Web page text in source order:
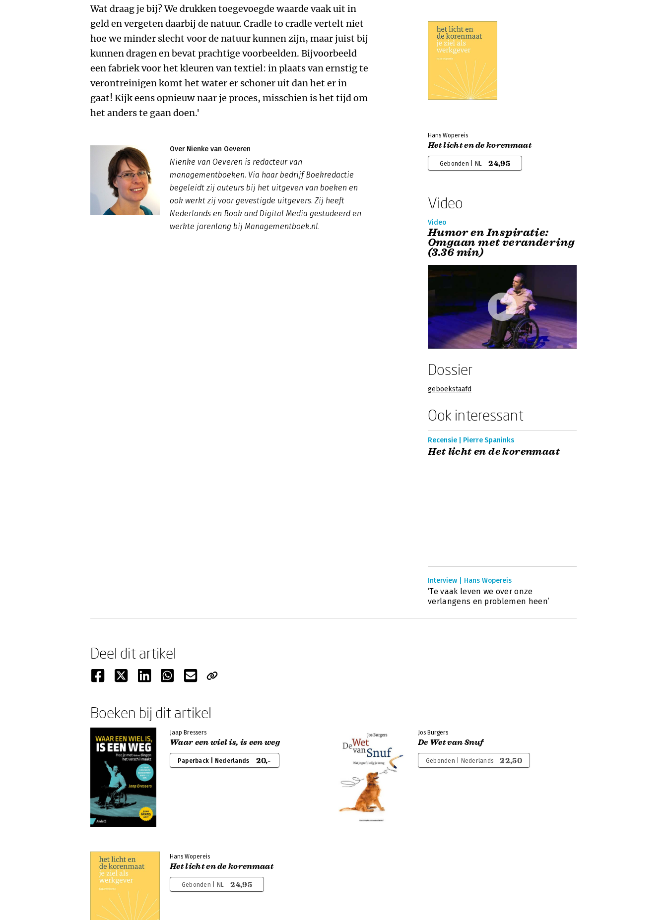
Wat draag je bij? We drukken toegevoegde waarde vaak uit in
geld en vergeten daarbij de natuur. Cradle to cradle vertelt niet
hoe we minder slecht voor de natuur kunnen zijn, maar juist bij
kunnen dragen en bevat prachtige voorbeelden. Bijvoorbeeld
een fabriek voor het kleuren van textiel: in plaats van ernstig te
verontreinigen komt het water er schoner uit dan het er in
gaat! Kijk eens opnieuw naar je proces, misschien is het tijd om
het anders te gaan doen.'
Over Nienke van Oeveren
Nienke van Oeveren is redacteur van
managementboeken. Via haar bedrijf Boekredactie
begeleidt zij auteurs bij het uitgeven van boeken en
ook werkt zij voor gevestigde uitgevers. Zij heeft
Nederlands en Book and Digital Media gestudeerd en
werkte jarenlang bij Managementboek.nl.
Hans Wopereis
Het licht en de korenmaat
Gebonden | NL 24,95
Video
Video
Humor en Inspiratie:
Omgaan met verandering
(3.36 min)
Dossier
geboekstaafd
Ook interessant
Recensie | Pierre Spaninks
Het licht en de korenmaat
Interview | Hans Wopereis
‘Te vaak leven we over onze
verlangens en problemen heen’
Deel dit artikel
Boeken bij dit artikel
Jaap Bressers
Waar een wiel is, is een weg
Paperback | Nederlands 20,-
Jos Burgers
De Wet van Snuf
Gebonden | Nederlands 22,50
Hans Wopereis
Het licht en de korenmaat
Gebonden | NL 24,95